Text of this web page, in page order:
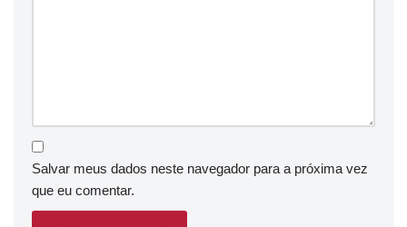
Salvar meus dados neste navegador para a próxima vez
que eu comentar.